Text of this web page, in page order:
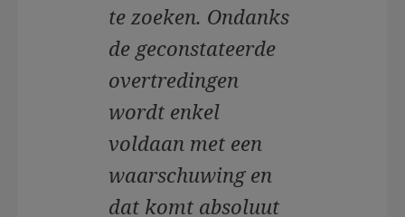
te zoeken. Ondanks
de geconstateerde
overtredingen
wordt enkel
voldaan met een
waarschuwing en
dat komt absoluut